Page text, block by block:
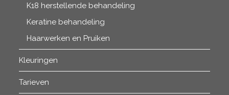
K18 herstellende behandeling
Keratine behandeling
Haarwerken en Pruiken
Kleuringen
Tarieven